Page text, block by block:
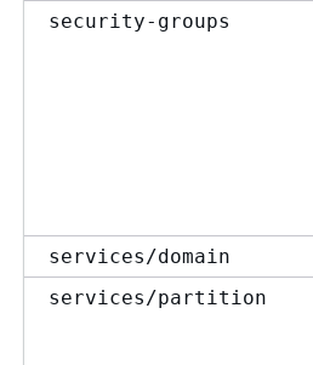
security-groups
services/domain
services/partition